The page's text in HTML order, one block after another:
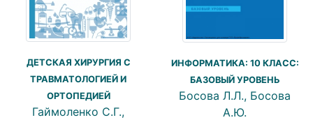
ДЕТСКАЯ ХИРУРГИЯ С
ТРАВМАТОЛОГИЕЙ И
ОРТОПЕДИЕЙ
Гаймоленко С.Г.,
ИНФОРМАТИКА: 10 КЛАСС:
БАЗОВЫЙ УРОВЕНЬ
Босова Л.Л., Босова
А.Ю.